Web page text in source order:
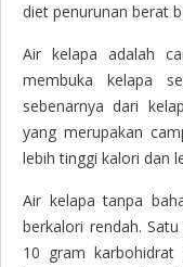
diet penurunan berat
Air kelapa adalah
membuka kelapa
sebenarnya dari
yang merupakan
lebih tinggi kalori dan
Air kelapa tanpa
berkalori rendah.
10 gram